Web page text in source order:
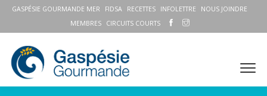
GASPÉSIE GOURMANDE MER FIDSA RECETTES INFOLETTRE
NOUS JOINDRE
MEMBRES
CIRCUITS COURTS